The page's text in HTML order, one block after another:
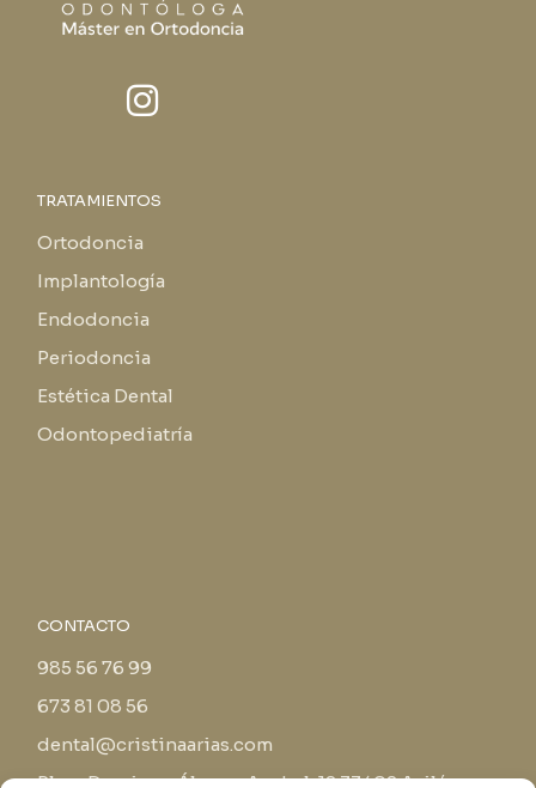
TRATAMIENTOS
Ortodoncia
Implantología
Endodoncia
Periodoncia
Estética Dental
Odontopediatría
CONTACTO
985 56 76 99
673 81 08 56
dental@cristinaarias.com
Plaza Domingo Álvarez Acebal, 12 33402 Avilés